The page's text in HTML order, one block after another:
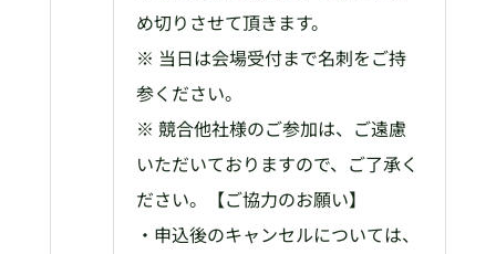
め切りさせて頂きます。
※ 当日は会場受付まで名刺をご持
参ください。
※ 競合他社様のご参加は、ご遠慮
いただいておりますので、ご了承く
ださい。【ご協力のお願い】
・申込後のキャンセルについては、